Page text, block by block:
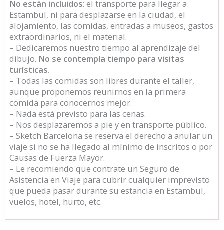
No están incluidos: el transporte para llegar a
Estambul, ni para desplazarse en la ciudad, el
alojamiento, las comidas, entradas a museos, gastos
extraordinarios, ni el material.
– Dedicaremos nuestro tiempo al aprendizaje del
dibujo. No se contempla tiempo para visitas
turísticas.
– Todas las comidas son libres durante el taller,
aunque proponemos reunirnos en la primera
comida para conocernos mejor.
– Nada está previsto para las cenas.
– Nos desplazaremos a pie y en transporte público.
– Sketch Barcelona se reserva el derecho a anular un
viaje si no se ha llegado al mínimo de inscritos o por
Causas de Fuerza Mayor.
– Le recomiendo que contrate un Seguro de
Asistencia en Viaje para cubrir cualquier imprevisto
que pueda pasar durante su estancia en Estambul,
vuelos, hotel, hurto, etc.